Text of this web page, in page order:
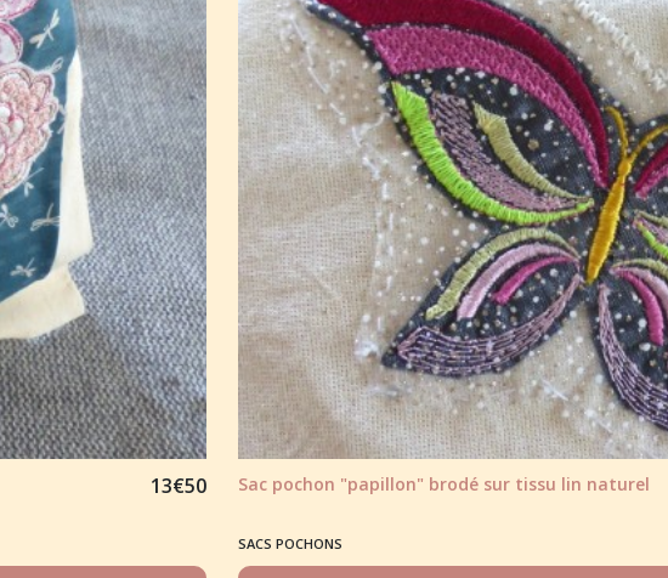
13€50 Sac pochon "papillon" brodé sur tissu lin naturel
SACS POCHONS